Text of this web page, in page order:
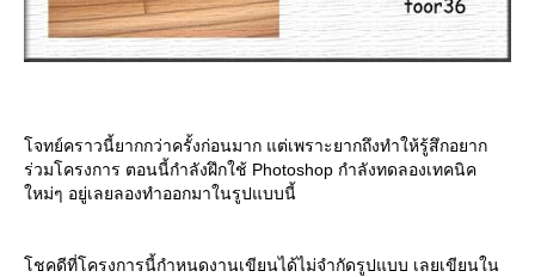
จทย์คราวนี้ยากกว่าครั้งก่อนมาก แต่เพราะยากถึงทำให้รู้สึกอยาก
ร่วมโครงการ ตอนนี้กำลังฝึกใช้ Photoshop กำลังทดลองเทคนิค
หม่ๆ อยู่เลยลองทำออกมาในรูปแบบนี้
ชคดีที่โครงการนี้กำหนดงานเขียนได้ไม่จำกัดรูปแบบ เลยเขียนใน